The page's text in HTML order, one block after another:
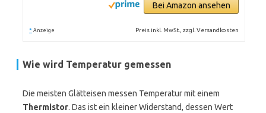
Bei Amazon ansehen
* Anzeige Preis inkl. MwSt., zzgl. Versandkosten
Wie wird Temperatur gemessen
Die meisten Glätteisen messen Temperatur mit einem
Thermistor. Das ist ein kleiner Widerstand, dessen Wert